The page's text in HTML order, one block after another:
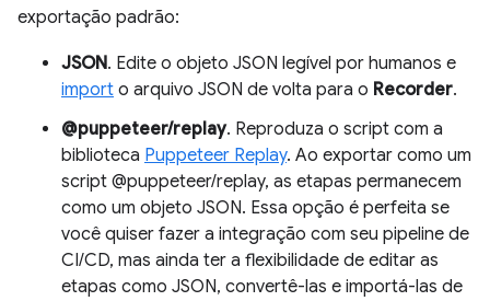
exportação padrão:
JSON. Edite o objeto JSON legível por humanos e
import o arquivo JSON de volta para o Recorder.
@puppeteer/replay. Reproduza o script com a
biblioteca Puppeteer Replay. Ao exportar como um
script @puppeteer/replay, as etapas permanecem
como um objeto JSON. Essa opção é perfeita se
você quiser fazer a integração com seu pipeline de
CI/CD, mas ainda ter a flexibilidade de editar as
etapas como JSON, convertê-las e importá-las de